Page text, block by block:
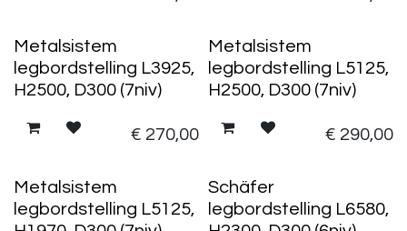
Metalsistem
legbordstelling L3925,
H2500, D300 (7niv)
€ 270,00
Metalsistem
legbordstelling L5125,
H2500, D300 (7niv)
€ 290,00
Metalsistem
legbordstelling L5125,
Schäfer
legbordstelling L6580,